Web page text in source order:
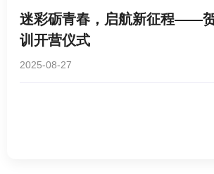
迷彩砺青春，启航新征程——
训开营仪式
2025-08-27